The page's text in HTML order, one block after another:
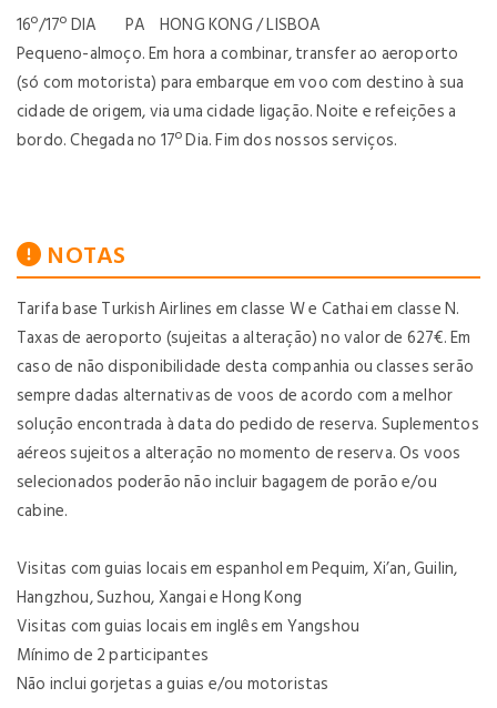
16º/17º DIA PA HONG KONG / LISBOA
Pequeno-almoço. Em hora a combinar, transfer ao aeroporto
(só com motorista) para embarque em voo com destino à sua
cidade de origem, via uma cidade ligação. Noite e refeições a
bordo. Chegada no 17º Dia. Fim dos nossos serviços.
NOTAS
Tarifa base Turkish Airlines em classe W e Cathai em classe N.
Taxas de aeroporto (sujeitas a alteração) no valor de 627€. Em
caso de não disponibilidade desta companhia ou classes serão
sempre dadas alternativas de voos de acordo com a melhor
solução encontrada à data do pedido de reserva. Suplementos
aéreos sujeitos a alteração no momento de reserva. Os voos
selecionados poderão não incluir bagagem de porão e/ou
cabine.
Visitas com guias locais em espanhol em Pequim, Xi’an, Guilin,
Hangzhou, Suzhou, Xangai e Hong Kong
Visitas com guias locais em inglês em Yangshou
Mínimo de 2 participantes
Não inclui gorjetas a guias e/ou motoristas